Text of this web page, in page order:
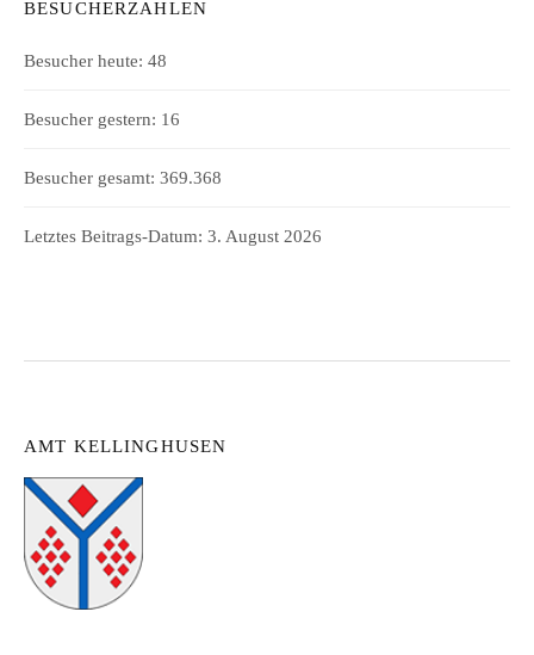
BESUCHERZAHLEN
Besucher heute: 48
Besucher gestern: 16
Besucher gesamt: 369.368
Letztes Beitrags-Datum: 3. August 2026
AMT KELLINGHUSEN